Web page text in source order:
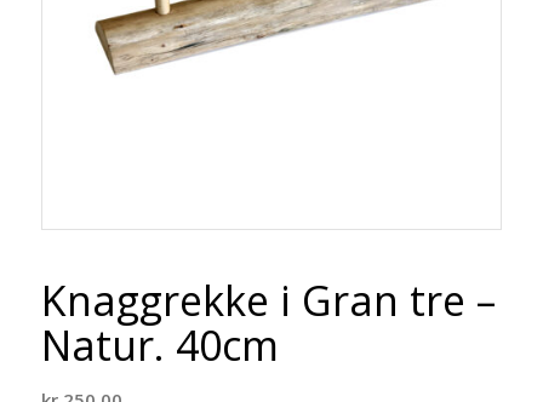
Knaggrekke i Gran tre –
Natur. 40cm